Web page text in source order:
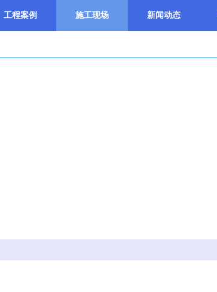
工程案例 施工现场 新闻动态